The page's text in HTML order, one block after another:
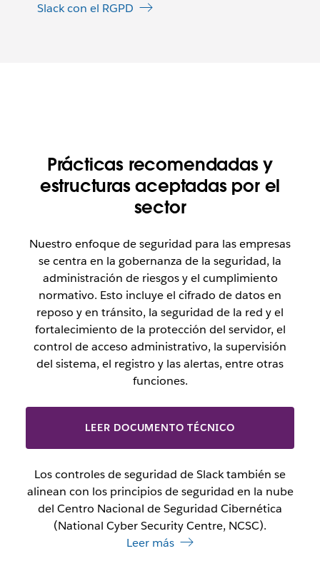
Slack con el RGPD
Prácticas recomendadas y
estructuras aceptadas por el
sector
Nuestro enfoque de seguridad para las empresas
se centra en la gobernanza de la seguridad, la
administración de riesgos y el cumplimiento
normativo. Esto incluye el cifrado de datos en
reposo y en tránsito, la seguridad de la red y el
fortalecimiento de la protección del servidor, el
control de acceso administrativo, la supervisión
del sistema, el registro y las alertas, entre otras
funciones.
LEER DOCUMENTO TÉCNICO
Los controles de seguridad de Slack también se
alinean con los principios de seguridad en la nube
del Centro Nacional de Seguridad Cibernética
(National Cyber Security Centre, NCSC).
Leer más